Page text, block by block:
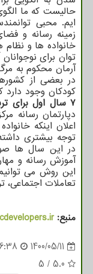
حالیست که ما
ایم. محبی
زمینه رسانه و
خانواده ها و
توان برای
آرمان محکوم به
در بعضی از
کودکان وجود دارد
۷ سال اول برای تربیت رسانه ای اهمیت ویژه ای دارد
دپارتمان رسانه
توجه بیشتری
در این سال ها
آموزش رسانه و
این روش می
تعاملات اجتماعی،
منبع:
1400/05/11
5.0
/
5